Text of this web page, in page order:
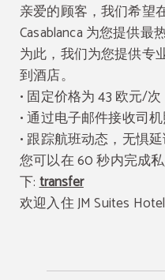
亲爱的顾客，我们希望
Casablanca 为您提供最
为此，我们为您提供专
到酒店。
• 固定价格为 43 欧元/次
• 通过电子邮件接收司
• 跟踪航班动态，无惧延
您可以在 60 秒内完成
下:transfer
欢迎入住 JM Suites Hotel